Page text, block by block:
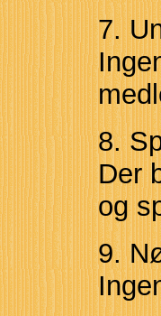
7.
8.
Der
og
9.